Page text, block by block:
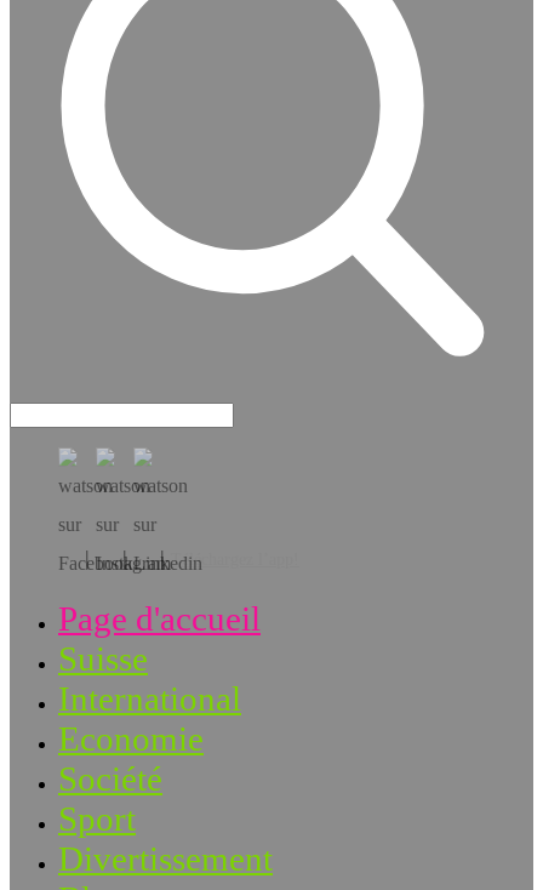
Téléchargez l’app!
Page d'accueil
Suisse
International
Economie
Société
Sport
Divertissement